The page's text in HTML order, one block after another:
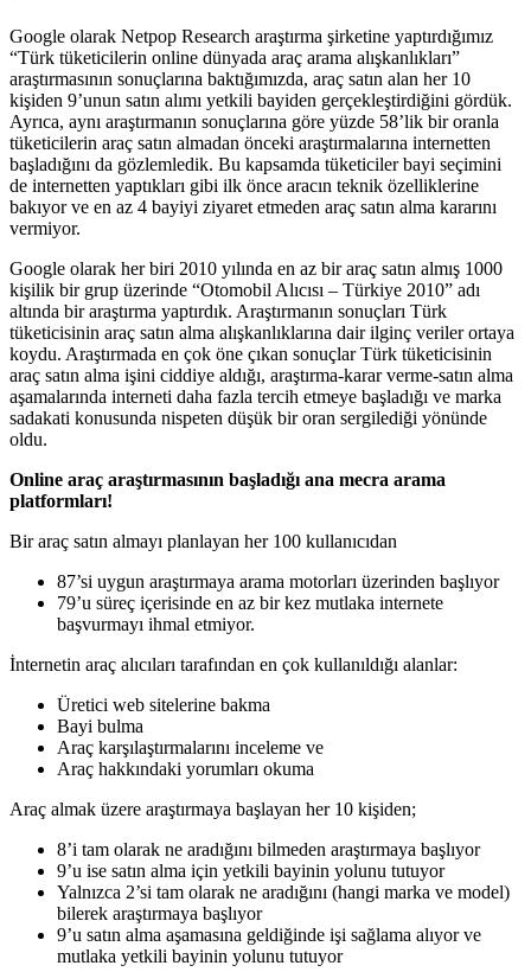
Google olarak Netpop Research araştırma şirketine yaptırdığımız
“Türk tüketicilerin online dünyada araç arama alışkanlıkları”
araştırmasının sonuçlarına baktığımızda, araç satın alan her 10
kişiden 9’unun satın alımı yetkili bayiden gerçekleştirdiğini gördük.
Ayrıca, aynı araştırmanın sonuçlarına göre yüzde 58’lik bir oranla
tüketicilerin araç satın almadan önceki araştırmalarına internetten
başladığını da gözlemledik. Bu kapsamda tüketiciler bayi seçimini
de internetten yaptıkları gibi ilk önce aracın teknik özelliklerine
bakıyor ve en az 4 bayiyi ziyaret etmeden araç satın alma kararını
vermiyor.
Google olarak her biri 2010 yılında en az bir araç satın almış 1000
kişilik bir grup üzerinde “Otomobil Alıcısı – Türkiye 2010” adı
altında bir araştırma yaptırdık. Araştırmanın sonuçları Türk
tüketicisinin araç satın alma alışkanlıklarına dair ilginç veriler ortaya
koydu. Araştırmada en çok öne çıkan sonuçlar Türk tüketicisinin
araç satın alma işini ciddiye aldığı, araştırma-karar verme-satın alma
aşamalarında interneti daha fazla tercih etmeye başladığı ve marka
sadakati konusunda nispeten düşük bir oran sergilediği yönünde
oldu.
Online araç araştırmasının başladığı ana mecra arama
platformları!
Bir araç satın almayı planlayan her 100 kullanıcıdan
87’si uygun araştırmaya arama motorları üzerinden başlıyor
79’u süreç içerisinde en az bir kez mutlaka internete
başvurmayı ihmal etmiyor.
İnternetin araç alıcıları tarafından en çok kullanıldığı alanlar:
Üretici web sitelerine bakma
Bayi bulma
Araç karşılaştırmalarını inceleme ve
Araç hakkındaki yorumları okuma
Araç almak üzere araştırmaya başlayan her 10 kişiden;
8’i tam olarak ne aradığını bilmeden araştırmaya başlıyor
9’u ise satın alma için yetkili bayinin yolunu tutuyor
Yalnızca 2’si tam olarak ne aradığını (hangi marka ve model)
bilerek araştırmaya başlıyor
9’u satın alma aşamasına geldiğinde işi sağlama alıyor ve
mutlaka yetkili bayinin yolunu tutuyor